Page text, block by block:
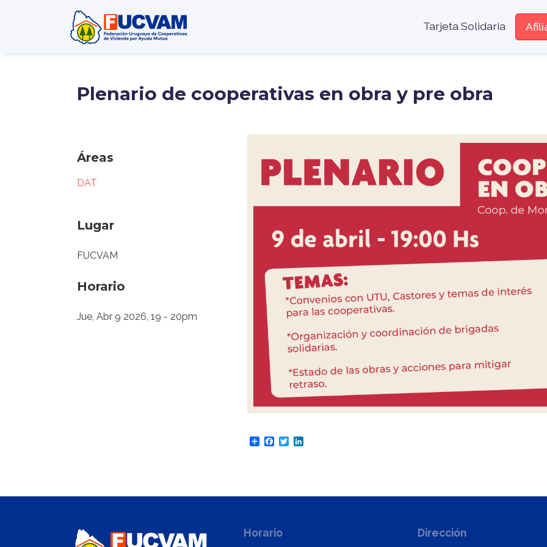
Menú
Tarjeta Solidaria
Plenario de cooperativas en obra y pre obra
Áreas
DAT
Lugar
FUCVAM
Horario
Jue, Abr 9 2026, 19 - 20pm
ShareFacebook
Twitter
Horario Dirección